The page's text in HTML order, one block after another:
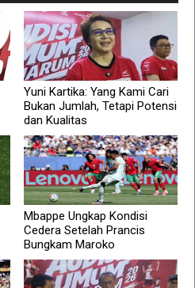
Yuni Kartika: Yang Kami Cari
Bukan Jumlah, Tetapi Potensi
dan Kualitas
Mbappe Ungkap Kondisi
Cedera Setelah Prancis
Bungkam Maroko